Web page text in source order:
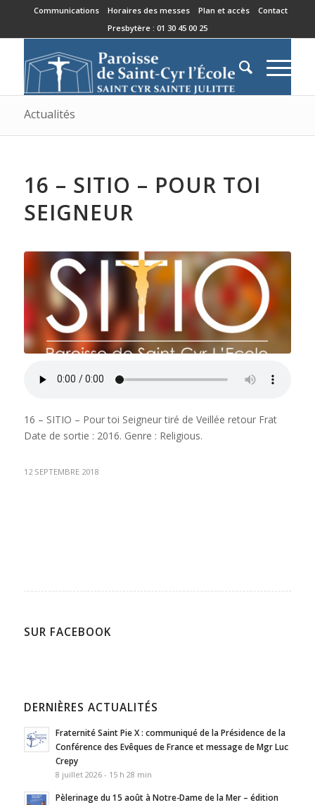
Communications Horaires des messes Plan et accès
Contact
Presbytère : 01 30 45 00 25
Actualités
16 – SITIO – POUR TOI
SEIGNEUR
16 – SITIO – Pour toi Seigneurtiré de Veillée retour Frat
Date de sortie : 2016. Genre : Religious.
12 SEPTEMBRE 2018
SUR FACEBOOK
DERNIÈRES ACTUALITÉS
Fraternité Saint Pie X : communiqué de la Présidence de la
Conférence des Evêques de France et message de Mgr Luc
Crepy
8 juillet 2026 - 15 h 28 min
Pèlerinage du 15 août à Notre-Dame de la Mer – édition